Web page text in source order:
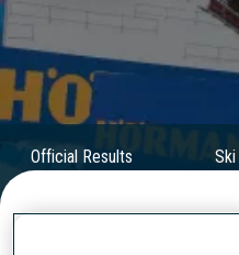
Official Results